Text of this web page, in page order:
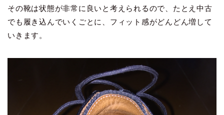
その靴は状態が非常に良いと考えられるので、たとえ中古
でも履き込んでいくごとに、フィット感がどんどん増して
いきます。